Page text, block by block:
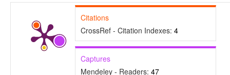
Citations
CrossRef - Citation Indexes: 4
Captures
Mendeley - Readers: 47